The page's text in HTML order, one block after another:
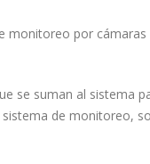
por cámaras
se suman al sistema
de monitoreo,